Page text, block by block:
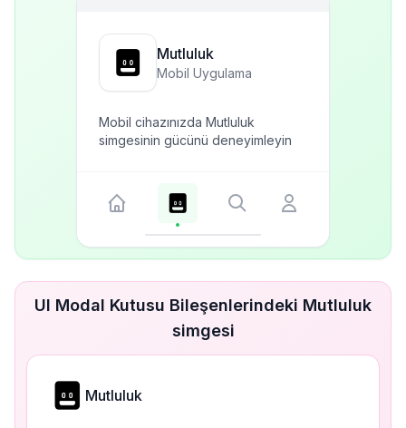
Mutluluk
Mobil Uygulama
Mobil cihazınızda Mutluluk
simgesinin gücünü deneyimleyin
UI Modal Kutusu Bileşenlerindeki Mutluluk
simgesi
Mutluluk